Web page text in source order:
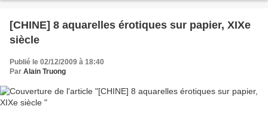
[CHINE] 8 aquarelles érotiques sur papier, XIXe
siècle
Publié le 02/12/2009 à 18:40
Par Alain Truong